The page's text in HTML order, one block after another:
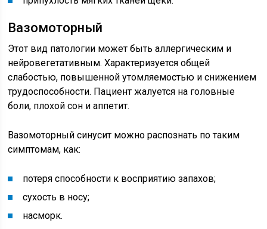
Вазомоторный
Этот вид патологии может быть аллергическим и
нейровегетативным. Характеризуется общей
слабостью, повышенной утомляемостью и снижением
трудоспособности. Пациент жалуется на головные
боли, плохой сон и аппетит.
Вазомоторный синусит можно распознать по таким
симптомам, как:
потеря способности к восприятию запахов;
сухость в носу;
насморк.